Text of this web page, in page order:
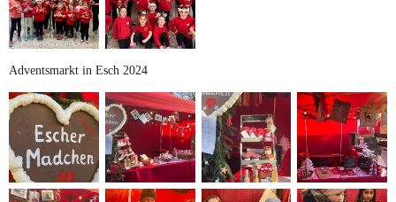
Adventsmarkt in Esch 2024